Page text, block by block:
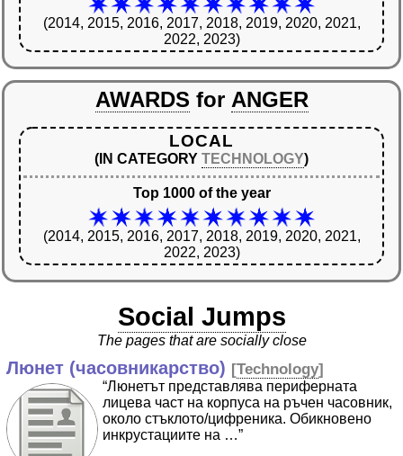
(2014, 2015, 2016, 2017, 2018, 2019, 2020, 2021,
2022, 2023)
AWARDS for ANGER
LOCAL
(IN CATEGORY TECHNOLOGY)
Top 1000 of the year
(2014, 2015, 2016, 2017, 2018, 2019, 2020, 2021,
2022, 2023)
Social Jumps
The pages that are socially close
Люнет (часовникарство) [Technology]
“Люнетът представлява периферната
лицева част на корпуса на ръчен часовник,
около стъклото/цифреника. Обикновено
инкрустациите на …”